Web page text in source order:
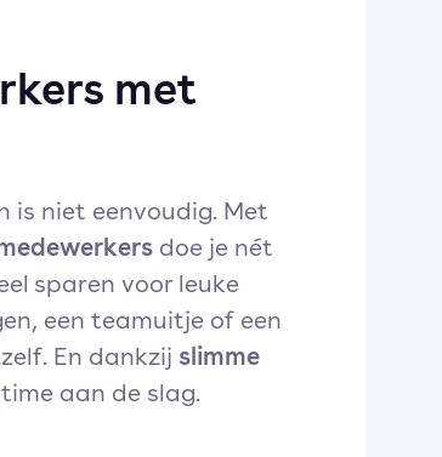
met
is niet eenvoudig. Met
doe je nét
sparen voor leuke
een teamuitje of een
En dankzij slimme
aan de slag.